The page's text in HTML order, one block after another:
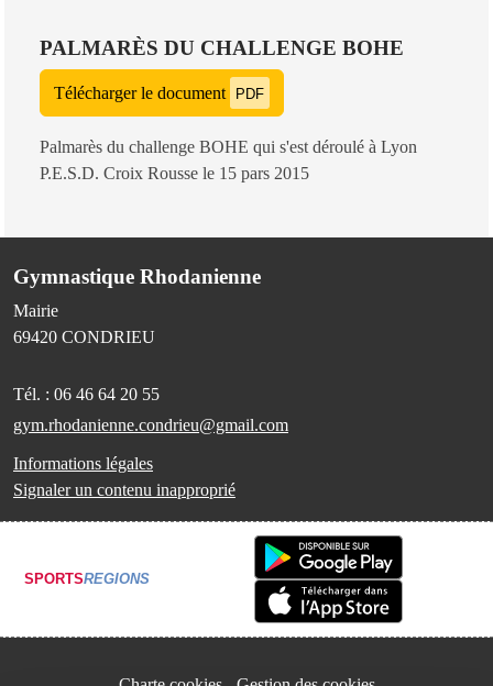
PALMARÈS DU CHALLENGE BOHE
Télécharger le document PDF
Palmarès du challenge BOHE qui s'est déroulé à Lyon
P.E.S.D. Croix Rousse le 15 pars 2015
Gymnastique Rhodanienne
Mairie
69420 CONDRIEU
Tél. : 06 46 64 20 55
gym.rhodanienne.condrieu@gmail.com
Informations légales
Signaler un contenu inapproprié
SPORTSREGIONS